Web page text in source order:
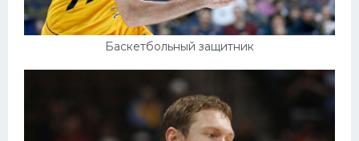
Баскетбольный защитник